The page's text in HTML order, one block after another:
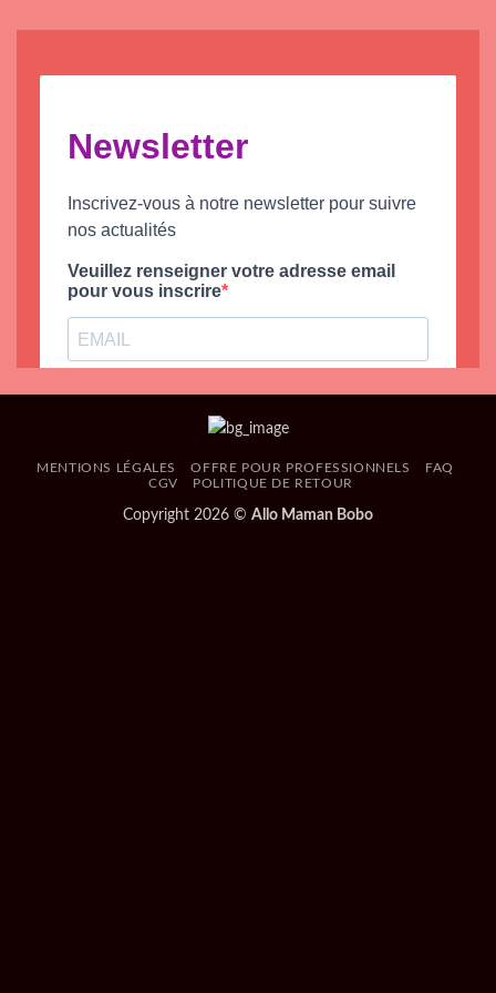
MENTIONS LÉGALES OFFRE POUR PROFESSIONNELS
FAQ
CGV
POLITIQUE DE RETOUR
Copyright 2026 © Allo Maman Bobo